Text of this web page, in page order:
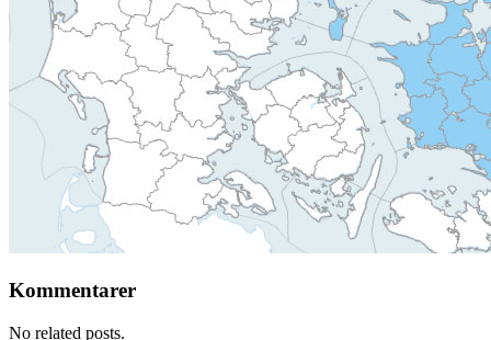
Kommentarer
No related posts.